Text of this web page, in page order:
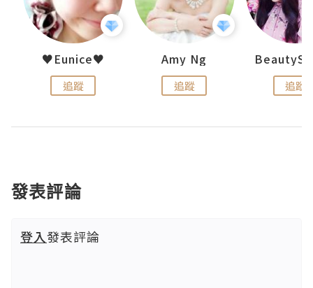
♥Eunice♥
追蹤
Amy Ng
追蹤 追蹤
發表評論
登入發表評論